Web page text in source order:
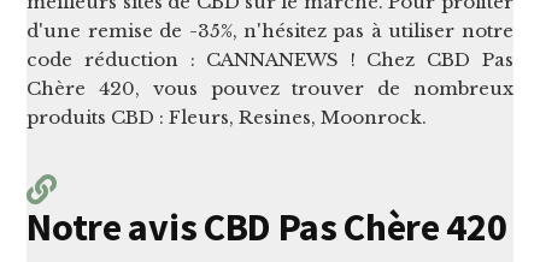
d'une remise de -35%, n'hésitez pas à utiliser notre
code réduction : CANNANEWS ! Chez CBD Pas
Chère 420, vous pouvez trouver de nombreux
produits CBD : Fleurs, Resines, Moonrock.
Notre avis CBD Pas Chère 420